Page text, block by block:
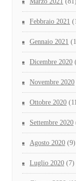
Febbraio 2021
Gennaio 2021
Dicembre 2020
Novembre 2020
Ottobre 2020
Settembre 2020
Agosto 2020 (9)
Luglio 2020 (7)